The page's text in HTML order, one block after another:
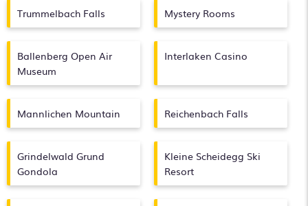
Trummelbach Falls Mystery Rooms
Ballenberg Open Air
Museum
Interlaken Casino
Mannlichen Mountain Reichenbach Falls
Grindelwald Grund
Gondola
Kleine Scheidegg Ski
Resort